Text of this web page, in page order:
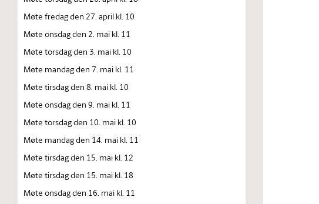
Møte fredag den 27. april kl. 10
Møte onsdag den 2. mai kl. 11
Møte torsdag den 3. mai kl. 10
Møte mandag den 7. mai kl. 11
Møte tirsdag den 8. mai kl. 10
Møte onsdag den 9. mai kl. 11
Møte torsdag den 10. mai kl. 10
Møte mandag den 14. mai kl. 11
Møte tirsdag den 15. mai kl. 12
Møte tirsdag den 15. mai kl. 18
Møte onsdag den 16. mai kl. 11